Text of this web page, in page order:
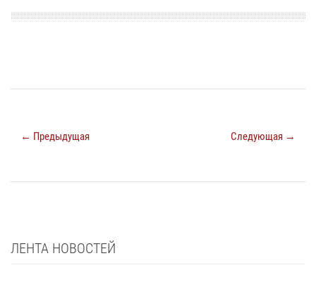
← Предыдущая Следующая →
ЛЕНТА НОВОСТЕЙ